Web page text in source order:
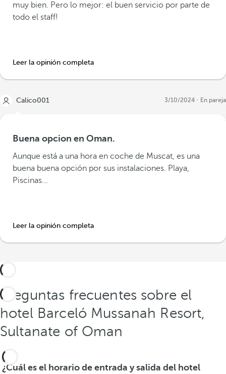
muy bien. Pero lo mejor: el buen servicio por parte de
todo el staff!
Leer la opinión completa
Calico001 3/10/2024 En pareja
Buena opcion en Oman.
Aunque está a una hora en coche de Muscat, es una
buena buena opción por sus instalaciones. Playa,
Piscinas...
Leer la opinión completa
Preguntas frecuentes sobre el
hotel Barceló Mussanah Resort,
Sultanate of Oman
¿Cuál es el horario de entrada y salida del hotel